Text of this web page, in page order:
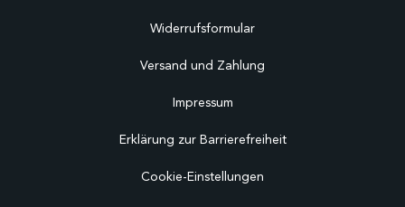
Widerrufsformular
Versand und Zahlung
Impressum
Erklärung zur Barrierefreiheit
Cookie-Einstellungen